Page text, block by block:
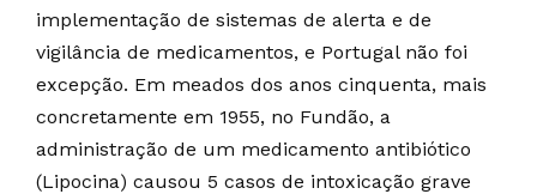
implementação de sistemas de alerta e de
vigilância de medicamentos, e Portugal não foi
excepção. Em meados dos anos cinquenta, mais
concretamente em 1955, no Fundão, a
administração de um medicamento antibiótico
(Lipocina) causou 5 casos de intoxicação grave